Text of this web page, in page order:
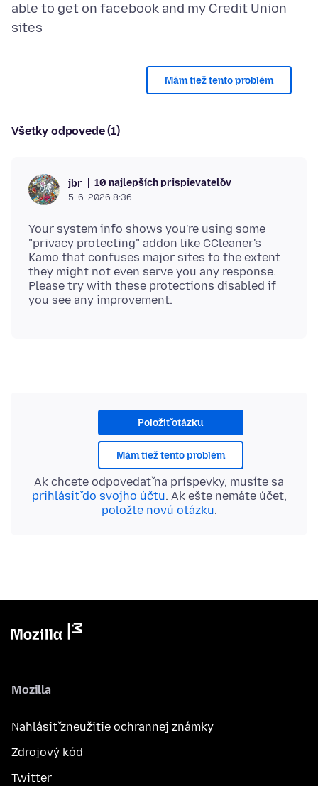
able to get on facebook and my Credit Union
Mám tiež tento problém
Všetky odpovede (1)
jbr 10 najlepších prispievateľov
5. 6. 2026 8:36
Your system info shows you're using some
"privacy protecting" addon like CCleaner's
Kamo that confuses major sites to the extent
they might not even serve you any response.
Please try with these protections disabled if
Položiť otázku
Mám tiež tento problém
Ak chcete odpovedať na príspevky, musíte sa
prihlásiť do svojho účtu. Ak ešte nemáte účet,
položte novú otázku.
Mozilla
Nahlásiť zneužitie ochrannej známky
Zdrojový kód
Twitter